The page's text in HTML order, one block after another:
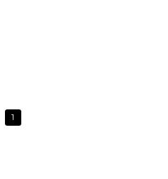
1